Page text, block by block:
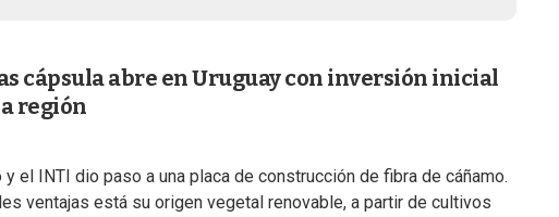
cápsula abre en Uruguay con inversión inicial
región
el INTI dio paso a una placa de construcción de fibra de cáñamo.
ventajas está su origen vegetal renovable, a partir de cultivos